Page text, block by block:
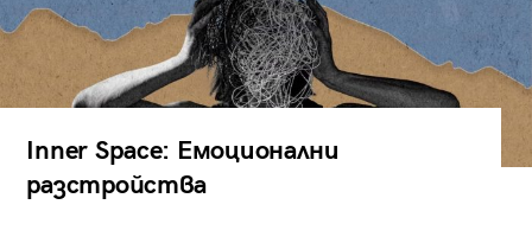
Inner Space: Емоционални
разстройства